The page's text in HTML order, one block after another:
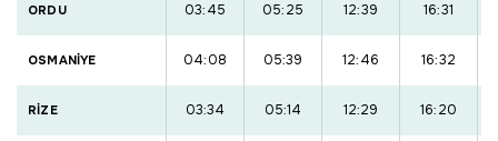
ORDU 03:45 05:25 12:39 16:31
OSMANİYE 04:08 05:39 12:46 16:32
RİZE 03:34 05:14 12:29 16:20